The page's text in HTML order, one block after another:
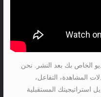
الخاص بك بعد النشر. نحن
المشاهدة، التفاعل،
استراتيجيتك المستقبلية